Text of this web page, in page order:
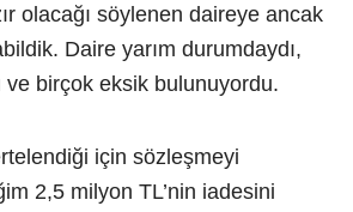
olacağı söylenen daireye ancak
Daire yarım durumdaydı,
birçok eksik bulunuyordu.
için sözleşmeyi
2,5 milyon TL’nin iadesini